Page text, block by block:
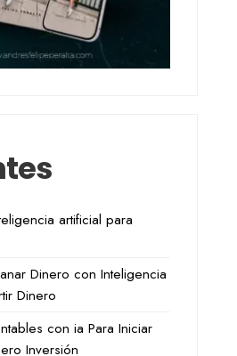
artificial para
Dinero con Inteligencia
Dinero
con ia Para Iniciar
Inversión